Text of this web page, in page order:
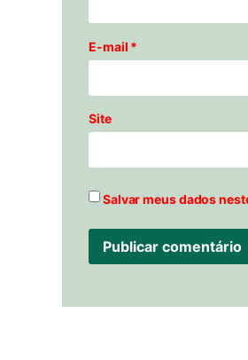
E-mail *
Site
Salvar meus dados